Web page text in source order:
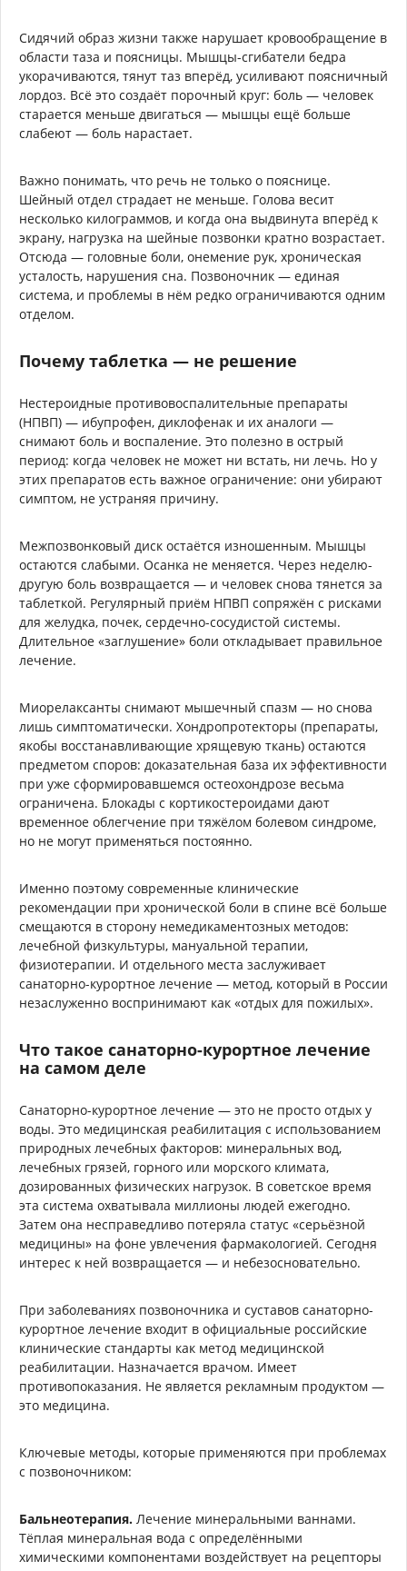
Сидячий образ жизни также нарушает кровообращение в
области таза и поясницы. Мышцы-сгибатели бедра
укорачиваются, тянут таз вперёд, усиливают поясничный
лордоз. Всё это создаёт порочный круг: боль — человек
старается меньше двигаться — мышцы ещё больше
слабеют — боль нарастает.
Важно понимать, что речь не только о пояснице.
Шейный отдел страдает не меньше. Голова весит
несколько килограммов, и когда она выдвинута вперёд к
экрану, нагрузка на шейные позвонки кратно возрастает.
Отсюда — головные боли, онемение рук, хроническая
усталость, нарушения сна. Позвоночник — единая
система, и проблемы в нём редко ограничиваются одним
отделом.
Почему таблетка — не решение
Нестероидные противовоспалительные препараты
(НПВП) — ибупрофен, диклофенак и их аналоги —
снимают боль и воспаление. Это полезно в острый
период: когда человек не может ни встать, ни лечь. Но у
этих препаратов есть важное ограничение: они убирают
симптом, не устраняя причину.
Межпозвонковый диск остаётся изношенным. Мышцы
остаются слабыми. Осанка не меняется. Через неделю-
другую боль возвращается — и человек снова тянется за
таблеткой. Регулярный приём НПВП сопряжён с рисками
для желудка, почек, сердечно-сосудистой системы.
Длительное «заглушение» боли откладывает правильное
лечение.
Миорелаксанты снимают мышечный спазм — но снова
лишь симптоматически. Хондропротекторы (препараты,
якобы восстанавливающие хрящевую ткань) остаются
предметом споров: доказательная база их эффективности
при уже сформировавшемся остеохондрозе весьма
ограничена. Блокады с кортикостероидами дают
временное облегчение при тяжёлом болевом синдроме,
но не могут применяться постоянно.
Именно поэтому современные клинические
рекомендации при хронической боли в спине всё больше
смещаются в сторону немедикаментозных методов:
лечебной физкультуры, мануальной терапии,
физиотерапии. И отдельного места заслуживает
санаторно-курортное лечение — метод, который в России
незаслуженно воспринимают как «отдых для пожилых».
Что такое санаторно-курортное лечение
на самом деле
Санаторно-курортное лечение — это не просто отдых у
воды. Это медицинская реабилитация с использованием
природных лечебных факторов: минеральных вод,
лечебных грязей, горного или морского климата,
дозированных физических нагрузок. В советское время
эта система охватывала миллионы людей ежегодно.
Затем она несправедливо потеряла статус «серьёзной
медицины» на фоне увлечения фармакологией. Сегодня
интерес к ней возвращается — и небезосновательно.
При заболеваниях позвоночника и суставов санаторно-
курортное лечение входит в официальные российские
клинические стандарты как метод медицинской
реабилитации. Назначается врачом. Имеет
противопоказания. Не является рекламным продуктом —
это медицина.
Ключевые методы, которые применяются при проблемах
с позвоночником:
Бальнеотерапия. Лечение минеральными ваннами.
Тёплая минеральная вода с определёнными
химическими компонентами воздействует на рецепторы